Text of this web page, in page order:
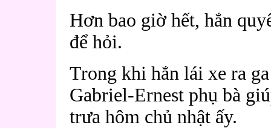
Hơn bao giờ hết, hắn
để hỏi.
Trong khi hắn lái xe ra
Gabriel-Ernest phụ bà
trưa hôm chủ nhật ấy.